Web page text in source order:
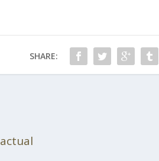
SHARE: